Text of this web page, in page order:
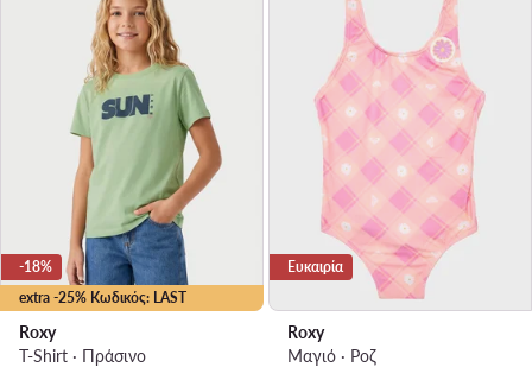
extra -25% Κωδικός: LAST
-18%
Roxy
T-Shirt · Πράσινο
Ευκαιρία
Roxy
Μαγιό · Ροζ